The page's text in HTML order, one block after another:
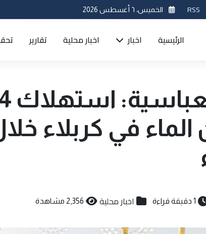
RSS الخميس، ٦ أغسطس 2026
الرئيسية اخبار اخبار محلية تقارير
في كربلاء
1 دقيقة قراءة اخبار محلية 2,356 مشاهدة